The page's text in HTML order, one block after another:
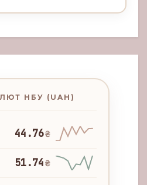
НБУ (UAH)
44.76₴
51.74₴